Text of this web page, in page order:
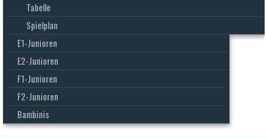
Tabelle
Spielplan
E1-Junioren
E2-Junioren
F1-Junioren
F2-Junioren
Bambinis